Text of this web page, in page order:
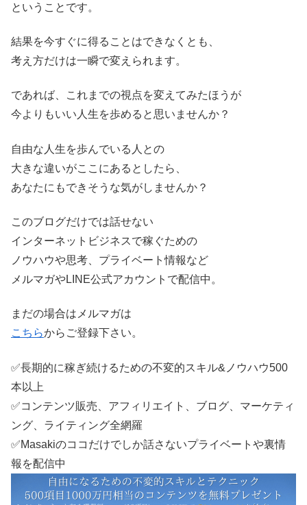
ということです。
結果を今すぐに得ることはできなくとも、
考え方だけは一瞬で変えられます。
であれば、これまでの視点を変えてみたほうが
今よりもいい人生を歩めると思いませんか？
自由な人生を歩んでいる人との
大きな違いがここにあるとしたら、
あなたにもできそうな気がしませんか？
このブログだけでは話せない
インターネットビジネスで稼ぐための
ノウハウや思考、プライベート情報など
メルマガやLINE公式アカウントで配信中。
まだの場合はメルマガは
こちらからご登録下さい。
✅長期的に稼ぎ続けるための不変的スキル&ノウハウ500
本以上
✅コンテンツ販売、アフィリエイト、ブログ、マーケティ
ング、ライティング全網羅
✅Masakiのココだけでしか話さないプライベートや裏情
報を配信中